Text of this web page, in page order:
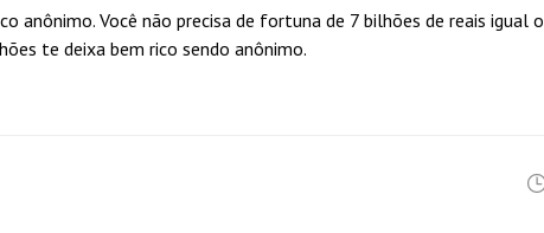
anônimo. Você não precisa de fortuna de 7 bilhões de reais igual o
te deixa bem rico sendo anônimo.